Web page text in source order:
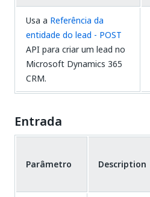
Usa a Referência da
entidade do lead - POST
API para criar um lead no
Microsoft Dynamics 365
CRM.
Entrada
Parâmetro Description